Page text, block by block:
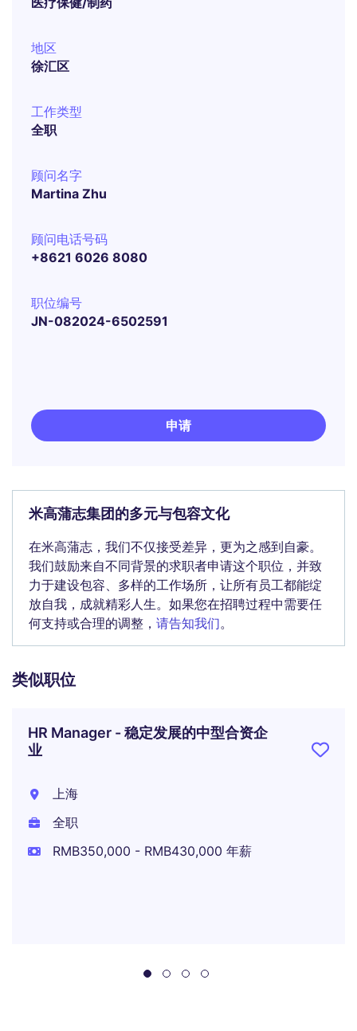
地区
徐汇区
工作类型
全职
顾问名字
Martina Zhu
顾问电话号码
+8621 6026 8080
职位编号
JN-082024-6502591
申请
米高蒲志集团的多元与包容文化
在米高蒲志，我们不仅接受差异，更为之感到自豪。
我们鼓励来自不同背景的求职者申请这个职位，并致
力于建设包容、多样的工作场所，让所有员工都能绽
放自我，成就精彩人生。如果您在招聘过程中需要任
何支持或合理的调整， 请告知我们。
类似职位
HR Manager - 稳定发展的中型合资企
业
上海
全职
RMB350,000 - RMB430,000 年薪